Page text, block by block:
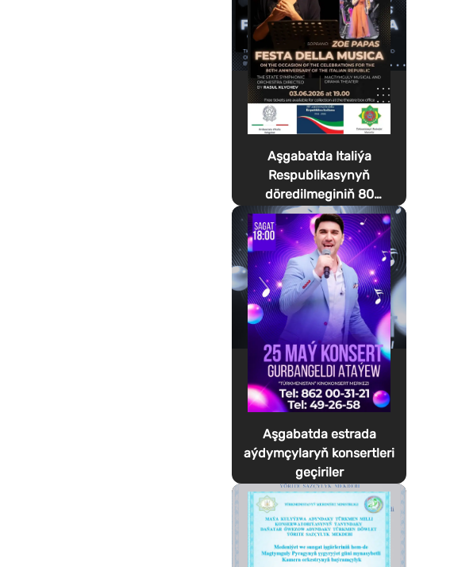
Aşgabatda Italiýa
Respublikasynyň
döredilmeginiň 80
ýyllygyna bagyşlanan
Festa della Musica
geçirilýär
Aşgabatda estrada
aýdymçylaryň konsertleri
geçiriler